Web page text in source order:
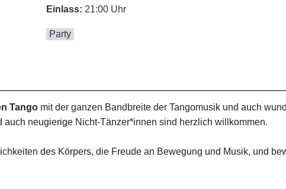
Einlass: 21:00 Uhr
Party
Tango mit der ganzen Bandbreite der Tangomusik und auch
neugierige Nicht-Tänzer*innen sind herzlich willkommen.
des Körpers, die Freude an Bewegung und Musik, und